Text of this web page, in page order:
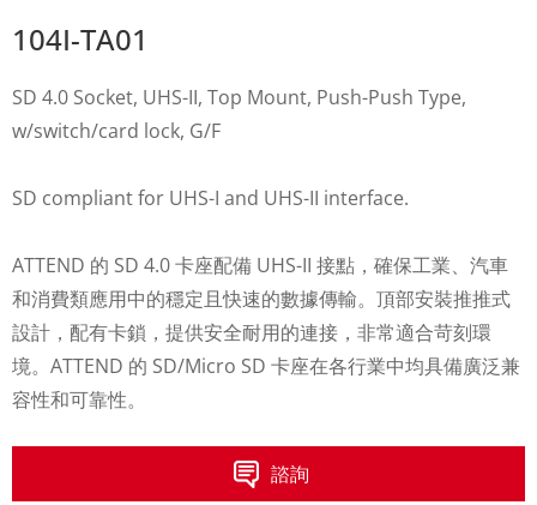
104I-TA01
SD 4.0 Socket, UHS-II, Top Mount, Push-Push Type,
w/switch/card lock, G/F
SD compliant for UHS-I and UHS-II interface.
ATTEND 的 SD 4.0 卡座配備 UHS-II 接點，確保工業、汽車
和消費類應用中的穩定且快速的數據傳輸。頂部安裝推推式
設計，配有卡鎖，提供安全耐用的連接，非常適合苛刻環
境。ATTEND 的 SD/Micro SD 卡座在各行業中均具備廣泛兼
容性和可靠性。
諮詢